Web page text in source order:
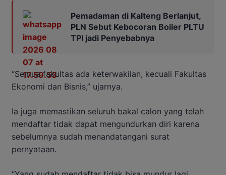
Pemadaman di Kalteng Berlanjut,
PLN Sebut Kebocoran Boiler PLTU
TPI jadi Penyebabnya
“Semua fakultas ada keterwakilan, kecuali Fakultas
Ekonomi dan Bisnis,” ujarnya.
Ia juga memastikan seluruh bakal calon yang telah
mendaftar tidak dapat mengundurkan diri karena
sebelumnya sudah menandatangani surat
pernyataan.